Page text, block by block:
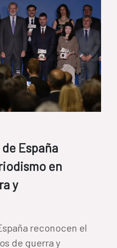
España
en
y
reconocen el
de guerra y